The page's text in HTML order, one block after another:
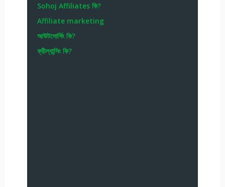
Sohoj Affiliates কি?
Affiliate marketing
আউটসোর্সিং কি?
ফ্রীল্যান্সিং কি?